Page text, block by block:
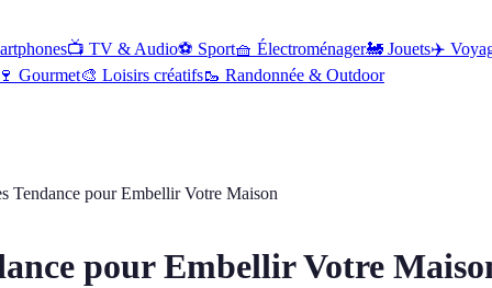
📺 TV & Audio⚽ Sport🧺 Électroménager🚂 Jouets✈️
🍷 Gourmet🎨 Loisirs créatifs🥾 Randonnée & Outdoor
Tendance pour Embellir Votre Maison
pour Embellir Votre